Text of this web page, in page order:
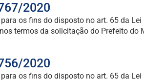
2020
para os fins do disposto no art. 65 da
termos da solicitação do Prefeito
2020
para os fins do disposto no art. 65 da